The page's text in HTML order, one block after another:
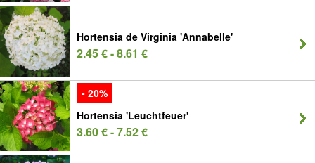
Hortensia de Virginia 'Annabelle'
2.45 € - 8.61 €
- 20%
Hortensia 'Leuchtfeuer'
3.60 € - 7.52 €